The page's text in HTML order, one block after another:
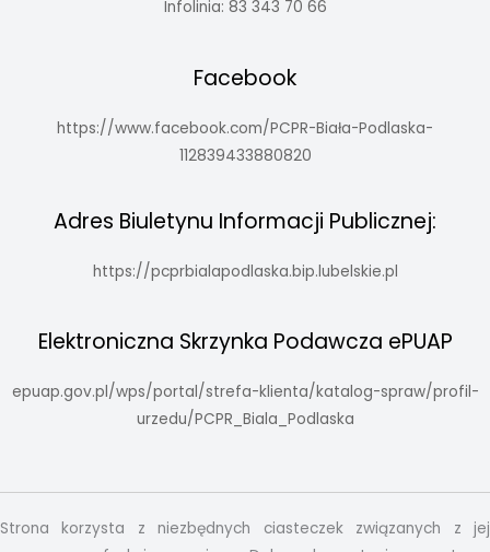
Infolinia: 83 343 70 66
Facebook
https://www.facebook.com/PCPR-Biała-Podlaska-
112839433880820
Adres Biuletynu Informacji Publicznej:
https://pcprbialapodlaska.bip.lubelskie.pl
Elektroniczna Skrzynka Podawcza ePUAP
epuap.gov.pl/wps/portal/strefa-klienta/katalog-spraw/profil-
urzedu/PCPR_Biala_Podlaska
Strona korzysta z niezbędnych ciasteczek związanych z jej